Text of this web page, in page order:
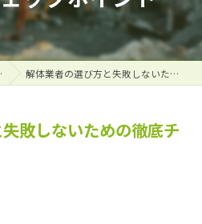
解体業者の選び方と失敗しないための徹底チェックポイント
敗しないための徹底チ